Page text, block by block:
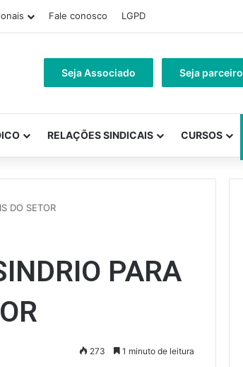
Fale conosco LGPD
Seja Associado Seja parceiro
RELAÇÕES SINDICAIS CURSOS
DO SETOR
PARA
273 1 minuto de leitura